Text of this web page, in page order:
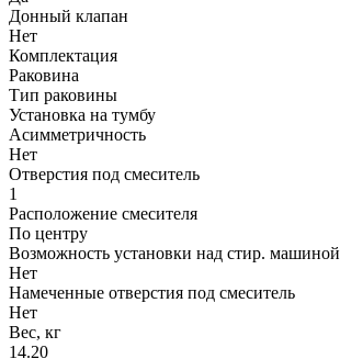
Донный клапан
Нет
Комплектация
Раковина
Тип раковины
Установка на тумбу
Асимметричность
Нет
Отверстия под смеситель
1
Расположение смесителя
По центру
Возможность установки над стир. машиной
Нет
Намеченные отверстия под смеситель
Нет
Вес, кг
14.20